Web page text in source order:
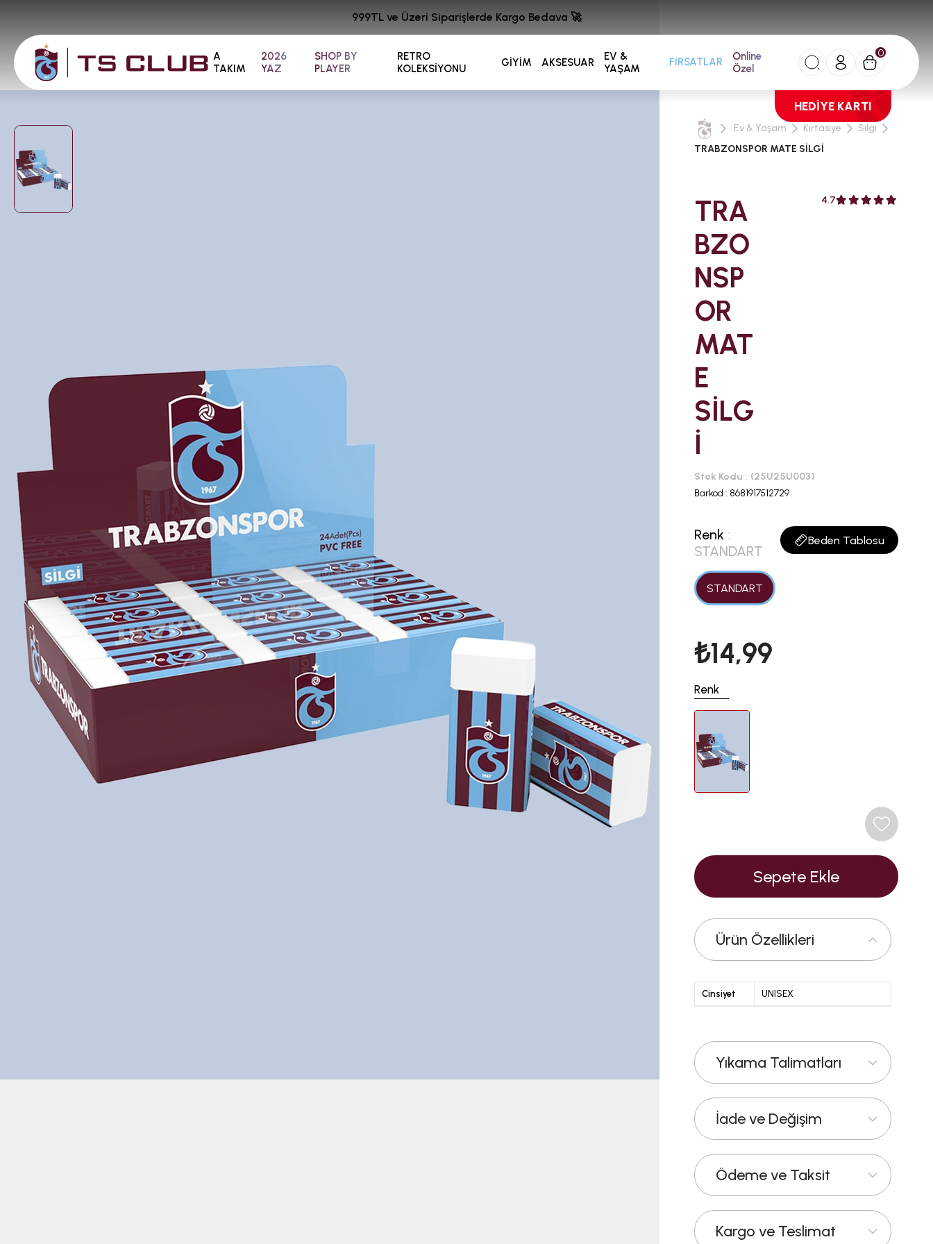
A
TAKIM
2026
YAZ
SHOP BY
PLAYER
RETRO
KOLEKSİYONU
GİYİM AKSESUAR
EV &
YAŞAM
FIRSATLAR
Online
Özel
0
HEDİYE KARTI
999TL ve Üzeri Siparişlerde Kargo Bedava 🚀
Ev & Yaşam Kırtasiye
Silgi
TRABZONSPOR MATE SİLGİ
TRA
BZO
NSP
OR
MAT
E
SİLG
İ
4.7
Stok Kodu
(25U25U003)
Barkod : 8681917512729
Renk Beden Tablosu
:
STANDART
STANDART
₺14,99
Renk
Ürün Özellikleri
Cinsiyet UNISEX
Yıkama Talimatları
İade ve Değişim
Ödeme ve Taksit
Kargo ve Teslimat